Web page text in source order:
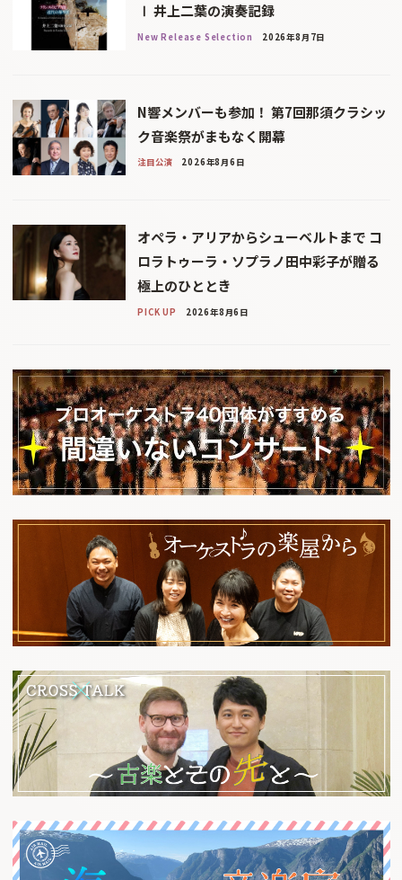
Ⅰ 井上二葉の演奏記録
New Release Selection 2026年8月7日
N響メンバーも参加！ 第7回那須クラシッ
ク音楽祭がまもなく開幕
注目公演 2026年8月6日
オペラ・アリアからシューベルトまで コ
ロラトゥーラ・ソプラノ田中彩子が贈る
極上のひととき
PICK UP 2026年8月6日